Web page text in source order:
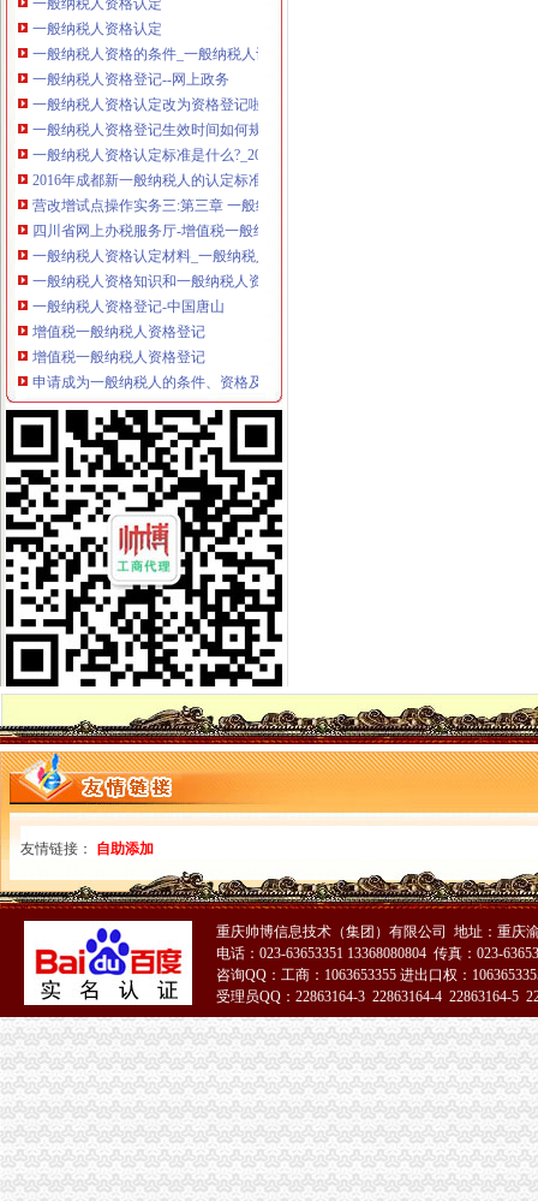
一般纳税人资格认定
一般纳税人资格的条件_一般纳税人认定的标准
一般纳税人资格登记--网上政务
一般纳税人资格认定改为资格登记啦！_中华会计网校_税务网校
一般纳税人资格登记生效时间如何规定_中华会计网校_税务网校
一般纳税人资格认定标准是什么?_2016关于一般纳税人资格的认定
2016年成都新一般纳税人的认定标准_搜狐财经_搜狐网
营改增试点操作实务三:第三章 一般纳税人资格认定_注册税务师齐
四川省网上办税服务厅-增值税一般纳税人资格查询
一般纳税人资格认定材料_一般纳税人的认定所需材料_有朋至远方来_
一般纳税人资格知识和一般纳税人资格案例,文章-世界经理人网站
一般纳税人资格登记-中国唐山
增值税一般纳税人资格登记
增值税一般纳税人资格登记
申请成为一般纳税人的条件、资格及申请流程_百度经验
增值税一般纳税人资格认定管理办
一般纳税人资格认定_搜索_互动百科
山东国税门户网站一般纳税人资格查询
一般纳税人资格转正条件_志趣网
一般纳税人资格证明是什么？-律知识大全|律师365(.com)
一般纳税人资格查询
四川省一般纳税人资格查询
一般纳税人资格律百科_中顾律网
一般纳税人资格认定的基本规则_东奥会计在线
一般纳税人资格查询
一般纳税人资格认定存在的问题-商务服务-成都商报
什么是一般纳税人？怎么办理一般纳税人资格登记？_搜狐财经_搜狐网
一般纳税人资格认定的基本规则_东奥会计在线
增值税一般纳税人资格认定再提速-新华网
一般纳税人资格查询
什么是一般纳税人？怎么办理一般纳税人资格登记？
增值税一般纳税人资格认定管理办
增值税一般纳税人资格认定
增值税一般纳税人资格认定管理办
广西：增值税一般纳税人认定告别审批制改为登记制-广西新闻网
广西：增值税一般纳税人认定告别审批制改为登记制-广西新闻网
一般纳税人资格认证书—在线播放—优酷网,高清在线观看
一般纳税人资格证
昆山转型：增值税一般纳税人资格试点周年考_国内财经_财经频道_全
一般纳税人资格的申请
一般纳税人资格证书-搜百科
山东国税门户网站一般纳税人资格查询
三证合一后,一般纳税人资格登记还提供税务登记证吗_中华会计网校_
一般纳税人资格证
一般纳税人资格证书-搜百科
增值税一般纳税人资格登记
一般纳税人资格登记
一般纳税人资格查询|广东省国家税务局（新版）
友情链接： 自助添加
重庆帅博信息技术（集团）有限公司 地址：重庆
电话：023-63653351 13368080804 传真：023-
咨询QQ：工商：1063653355 进出口权：
受理员QQ：22863164-3 22863164-4 22863164-5